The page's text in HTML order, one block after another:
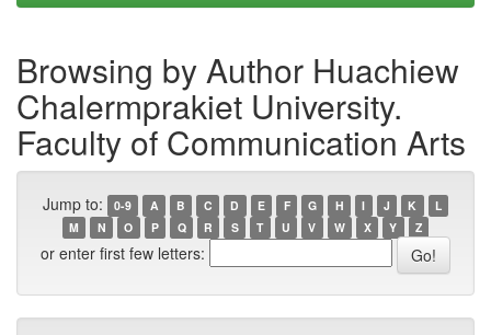
Browsing by Author Huachiew
Chalermprakiet University.
Faculty of Communication Arts
Jump to: 0-9 A B C D E F G H I J K
L
M
N O P Q R S T U V W X Y Z
or enter first few letters: